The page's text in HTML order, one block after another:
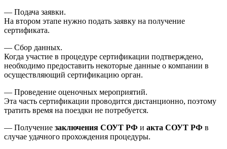
— Подача заявки.
На втором этапе нужно подать заявку на получение
сертификата.
— Сбор данных.
Когда участие в процедуре сертификации подтверждено,
необходимо предоставить некоторые данные о компании в
осуществляющий сертификацию орган.
— Проведение оценочных мероприятий.
Эта часть сертификации проводится дистанционно, поэтому
тратить время на поездки не потребуется.
— Получение заключения СОУТ РФ и акта СОУТ РФ в
случае удачного прохождения процедуры.